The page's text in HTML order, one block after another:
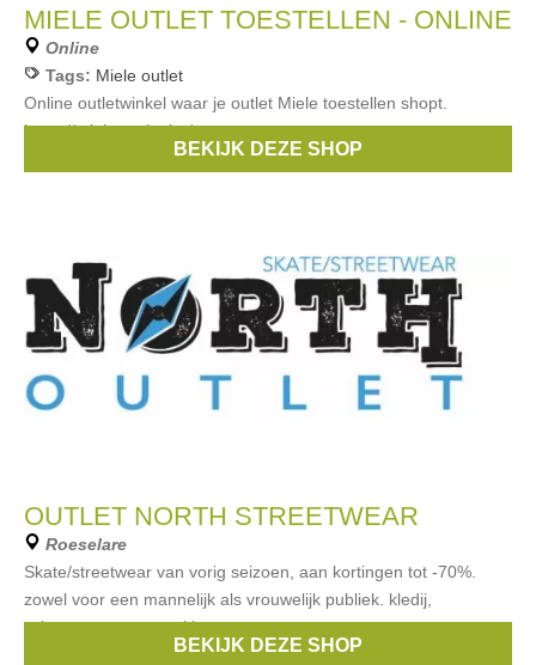
MIELE OUTLET TOESTELLEN - ONLINE
Online
Tags: Miele outlet
Online outletwinkel waar je outlet Miele toestellen shopt.
https://miele-outlet.be/
BEKIJK DEZE SHOP
OUTLET NORTH STREETWEAR
Roeselare
Skate/streetwear van vorig seizoen, aan kortingen tot -70%.
zowel voor een mannelijk als vrouwelijk publiek. kledij,
schoenen, petten, sokken,...
Billabong,Roxy ,VANS,Volcom
BEKIJK DEZE SHOP